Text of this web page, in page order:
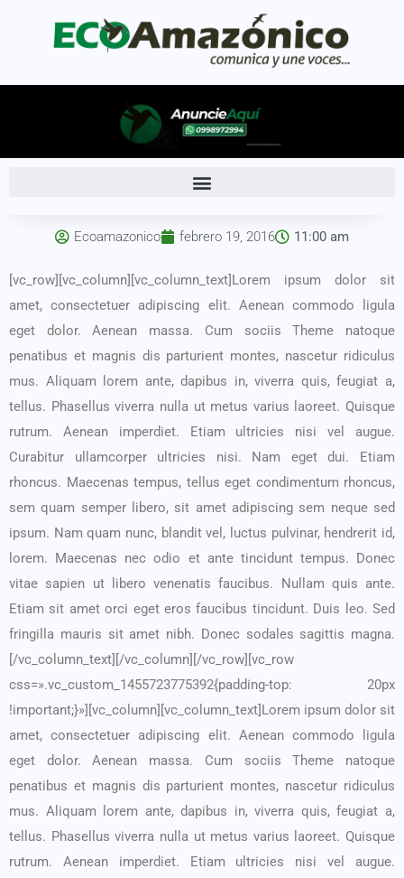
Ecoamazonico febrero 19, 2016 11:00 am
[vc_row][vc_column][vc_column_text]Lorem ipsum dolor sit
amet, consectetuer adipiscing elit. Aenean commodo ligula
eget dolor. Aenean massa. Cum sociis Theme natoque
penatibus et magnis dis parturient montes, nascetur ridiculus
mus. Aliquam lorem ante, dapibus in, viverra quis, feugiat a,
tellus. Phasellus viverra nulla ut metus varius laoreet. Quisque
rutrum. Aenean imperdiet. Etiam ultricies nisi vel augue.
Curabitur ullamcorper ultricies nisi. Nam eget dui. Etiam
rhoncus. Maecenas tempus, tellus eget condimentum rhoncus,
sem quam semper libero, sit amet adipiscing sem neque sed
ipsum. Nam quam nunc, blandit vel, luctus pulvinar, hendrerit id,
lorem. Maecenas nec odio et ante tincidunt tempus. Donec
vitae sapien ut libero venenatis faucibus. Nullam quis ante.
Etiam sit amet orci eget eros faucibus tincidunt. Duis leo. Sed
fringilla mauris sit amet nibh. Donec sodales sagittis magna.
[/vc_column_text][/vc_column][/vc_row][vc_row
css=».vc_custom_1455723775392{padding-top: 20px
!important;}»][vc_column][vc_column_text]Lorem ipsum dolor sit
amet, consectetuer adipiscing elit. Aenean commodo ligula
eget dolor. Aenean massa. Cum sociis Theme natoque
penatibus et magnis dis parturient montes, nascetur ridiculus
mus. Aliquam lorem ante, dapibus in, viverra quis, feugiat a,
tellus. Phasellus viverra nulla ut metus varius laoreet. Quisque
rutrum. Aenean imperdiet. Etiam ultricies nisi vel augue.